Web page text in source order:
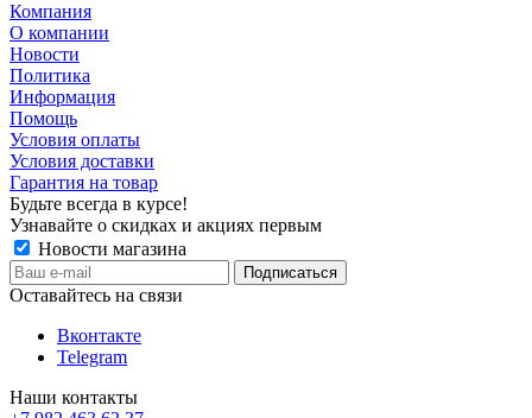
Компания
О компании
Новости
Политика
Информация
Помощь
Условия оплаты
Условия доставки
Гарантия на товар
Будьте всегда в курсе!
Узнавайте о скидках и акциях первым
Новости магазина
Оставайтесь на связи
Вконтакте
Telegram
Наши контакты